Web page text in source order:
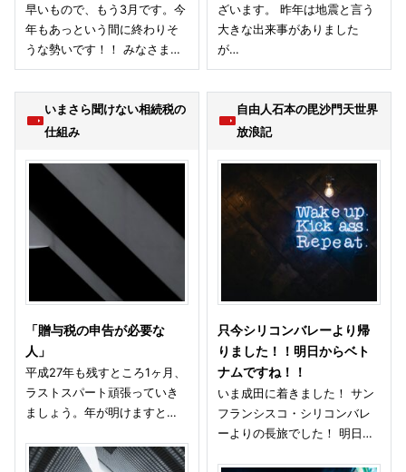
早いもので、もう3月です。今
年もあっという間に終わりそ
うな勢いです！！ みなさま…
ざいます。 昨年は地震と言う
大きな出来事がありました
が…
いまさら聞けない相続税の
仕組み
「贈与税の申告が必要な
人」
平成27年も残すところ1ヶ月、
ラストスパート頑張っていき
ましょう。年が明けますと…
自由人石本の毘沙門天世界
放浪記
只今シリコンバレーより帰
りました！！明日からベト
ナムですね！！
いま成田に着きました！ サン
フランシスコ・シリコンバレ
ーよりの長旅でした！ 明日…